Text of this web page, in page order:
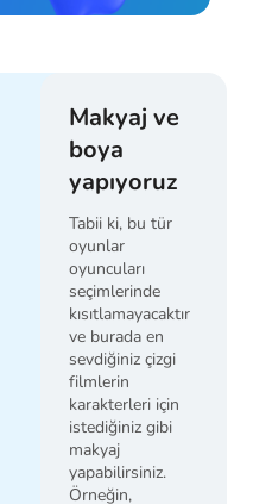
Makyaj ve
boya
yapıyoruz
Tabii ki, bu tür
oyunlar
oyuncuları
seçimlerinde
kısıtlamayacaktır
ve burada en
sevdiğiniz çizgi
filmlerin
karakterleri için
istediğiniz gibi
makyaj
yapabilirsiniz.
Örneğin,